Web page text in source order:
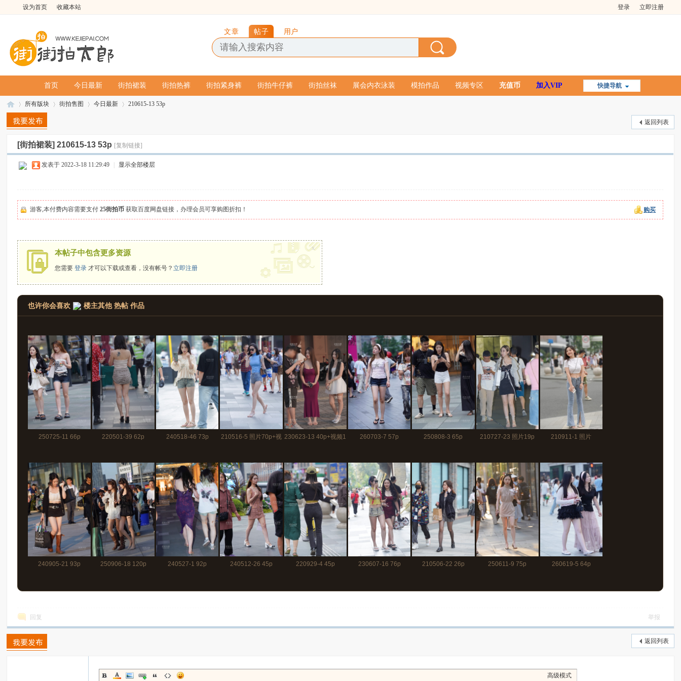
设为首页 收藏本站 登录 立即注册
文章 帖子 用户
快捷导航
首页 今日最新 街拍裙装 街拍热裤 街拍紧身裤 街拍牛仔裤 街拍丝袜 展会内衣泳装 模拍作品 视频专区 充值币 加入VIP
»
所有版块
›
街拍售图
›
今日最新
›
210615-13 53p
返回列表
[街拍裙装]210615-13 53p [复制链接]
发表于 2022-3-18 11:29:49 显示全部楼层
游客,本付费内容需要支付25街拍币 获取百度网盘链接，办理会员可享购图折扣！ 购买
本帖子中包含更多资源
您需要登录 才可以下载或查看，没有帐号？立即注册
x
也许你会喜欢 楼主其他 热帖 作品
250725-11 66p 220501-39 62p 240518-46 73p 210516-5 照片70p+视 230623-13 40p+视频1 260703-7 57p 250808-3 65p 210727-23 照片19p 210911-1 照片
240905-21 93p 250906-18 120p 240527-1 92p 240512-26 45p 220929-4 45p 230607-16 76p 210506-22 26p 250611-9 75p 260619-5 64p
回复 举报
返回列表
高级模式